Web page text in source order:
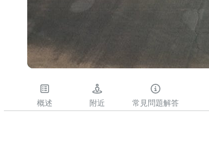
概述 附近 常見問題解答